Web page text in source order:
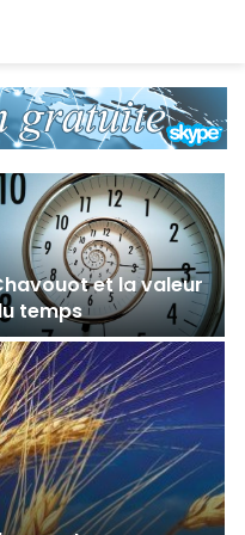
et la valeur
temps